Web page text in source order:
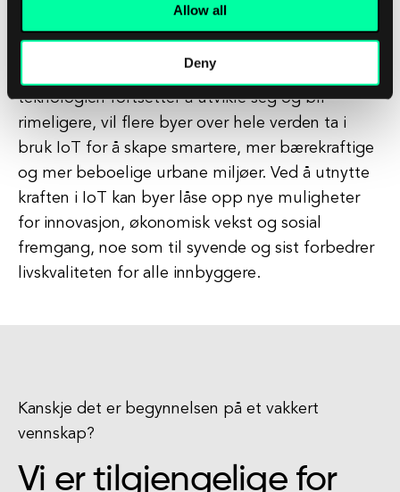
Allow all
Deny
Til tross for disse utfordringene, er fremtiden for
smarte byer med IoT lys. Etter hvert som
teknologien fortsetter å utvikle seg og bli
rimeligere, vil flere byer over hele verden ta i
bruk IoT for å skape smartere, mer bærekraftige
og mer beboelige urbane miljøer. Ved å utnytte
kraften i IoT kan byer låse opp nye muligheter
for innovasjon, økonomisk vekst og sosial
fremgang, noe som til syvende og sist forbedrer
livskvaliteten for alle innbyggere.
Kanskje det er begynnelsen på et vakkert
vennskap?
Vi er tilgjengelige for